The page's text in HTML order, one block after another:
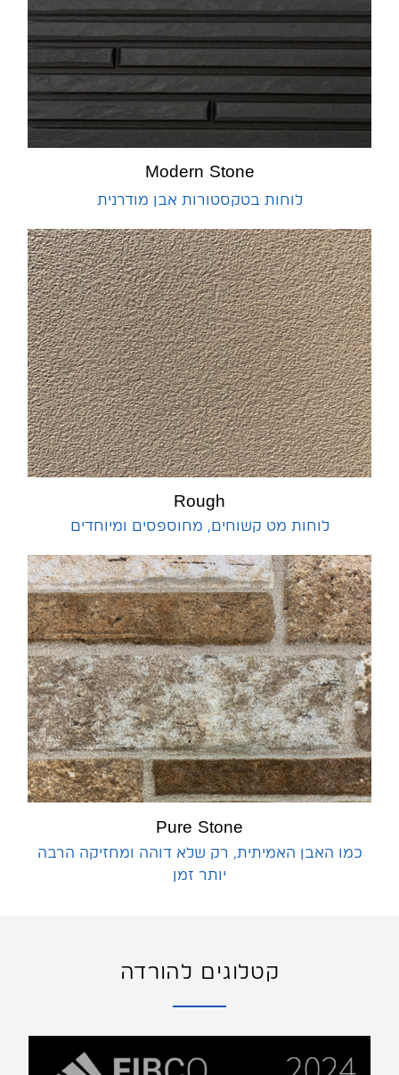
Modern Stone
לוחות בטקסטורות אבן מודרנית
Rough
לוחות מט קשוחים, מחוספסים ומיוחדים
Pure Stone
כמו האבן האמיתית, רק שלא דוהה ומחזיקה הרבה
יותר זמן
קטלוגים להורדה